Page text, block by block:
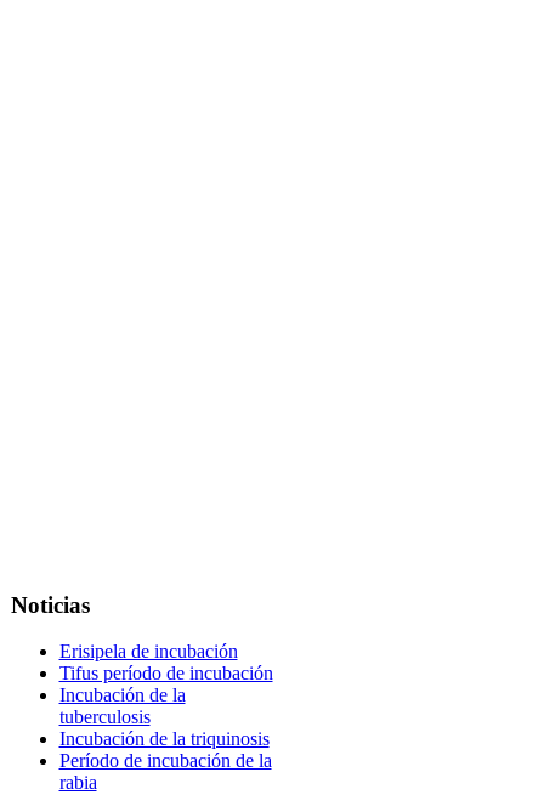
Noticias
Erisipela de incubación
Tifus período de incubación
Incubación de la
tuberculosis
Incubación de la triquinosis
Período de incubación de la
rabia